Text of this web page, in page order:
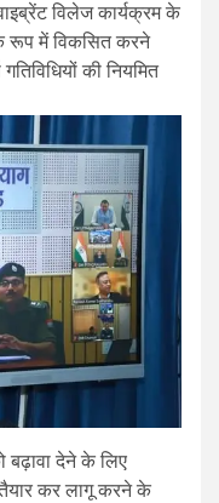
विलेज कार्यक्रम के
के रूप में विकसित करने
की नियमित
बढ़ावा देने के लिए
कर लागू करने के